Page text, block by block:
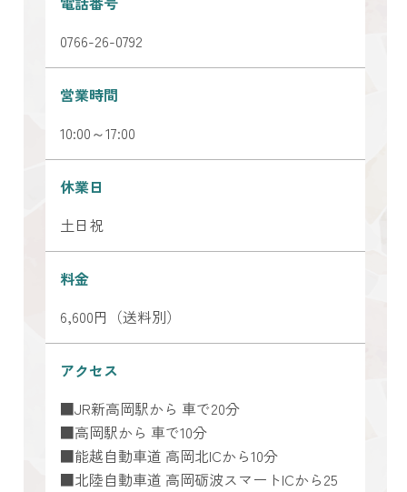
0766-26-0792
営業時間
10:00～17:00
休業日
土日祝
料金
6,600円（送料別）
アクセス
■JR新高岡駅から 車で20分
■高岡駅から 車で10分
■能越自動車道 高岡北ICから10分
■北陸自動車道 高岡砺波スマートICから25